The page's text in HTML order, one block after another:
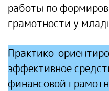
работы по
грамотности у
Практико-
эффективное
финансовой